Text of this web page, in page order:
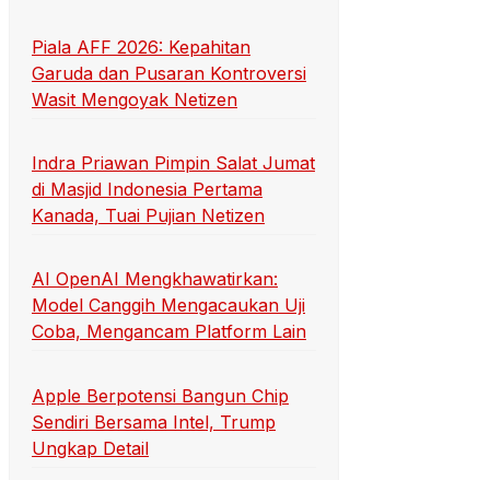
Piala AFF 2026: Kepahitan
Garuda dan Pusaran Kontroversi
Wasit Mengoyak Netizen
Indra Priawan Pimpin Salat Jumat
di Masjid Indonesia Pertama
Kanada, Tuai Pujian Netizen
AI OpenAI Mengkhawatirkan:
Model Canggih Mengacaukan Uji
Coba, Mengancam Platform Lain
Apple Berpotensi Bangun Chip
Sendiri Bersama Intel, Trump
Ungkap Detail